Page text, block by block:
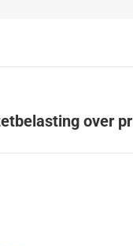
over